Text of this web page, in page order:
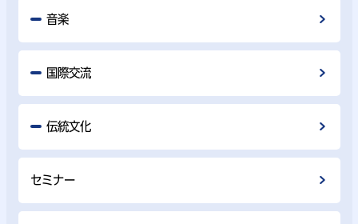
音楽
国際交流
伝統文化
セミナー